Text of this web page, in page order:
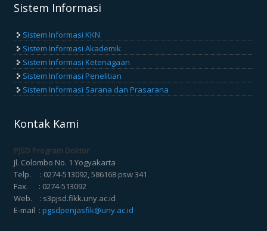
Sistem Informasi
Sistem Informasi KKN
Sistem Informasi Akademik
Sistem Informasi Ketenagaan
Sistem Informasi Penelitian
Sistem Informasi Sarana dan Prasarana
Kontak Kami
PJSD Program Doktor
Jl. Colombo No. 1 Yogyakarta
Telp. : 0274-513092, 586168 psw 341
Fax. : 0274-513092
Web. : s3pjsd.fikk.uny.ac.id
E-mail :pgsdpenjasfik@uny.ac.id